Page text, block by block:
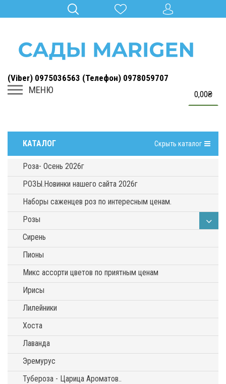
(Viber) 0975036563 (Телефон) 0978059707
МЕНЮ 0,00₴
КАТАЛОГ Каталог
Скрыть каталог
Роза- Осень 2026г
РОЗЫ.Новинки нашего сайта 2026г
Наборы саженцев роз по интересным ценам.
Розы
Сирень
Пионы
Микс ассорти цветов по приятным ценам
Ирисы
Лилейники
Хоста
Лаванда
Эремурус
Тубероза - Царица Ароматов..